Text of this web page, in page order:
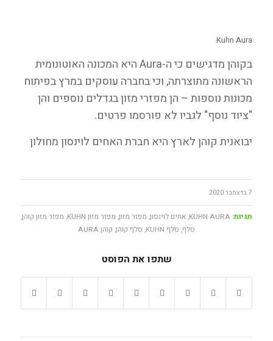
Kuhn Aura
בקוהן מדגישים כי ה-Aura היא המכונה האוטונומית
הראשונה מתוצרתה, וכי בחברה עוסקים במרץ בפיתוח
מכונות נוספות – הן מפזרי מזון בגדלים נוספים והן
"ציוד נוסף" לגביו לא פורסמו פרטים.
יבואנית קוהן לארץ היא חברת האחים לוינסון מחולון
7 בדצמבר 2020
תגיות: KUHN AURA
,אחים לוינסון, מפזר מזון, מפזר מזון KUHN , מפזר מזון קוהן,
סלף, סלף KUHN , סלף קוהן, קוהן AURA
שתפו את הפוסט